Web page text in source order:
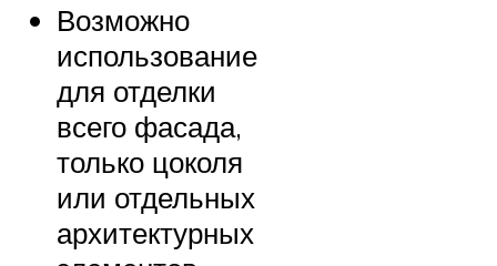
Возможно
использование
для отделки
всего фасада,
только цоколя
или отдельных
архитектурных